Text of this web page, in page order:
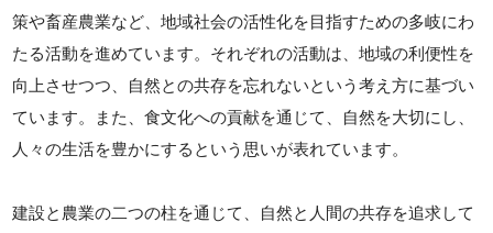
策や畜産農業など、地域社会の活性化を目指すための多岐にわ
たる活動を進めています。それぞれの活動は、地域の利便性を
向上させつつ、自然との共存を忘れないという考え方に基づい
ています。また、食文化への貢献を通じて、自然を大切にし、
人々の生活を豊かにするという思いが表れています。
建設と農業の二つの柱を通じて、自然と人間の共存を追求して